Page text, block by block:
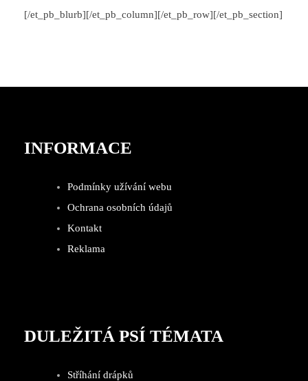
[/et_pb_blurb][/et_pb_column][/et_pb_row][/et_pb_section]
INFORMACE
Podmínky užívání webu
Ochrana osobních údajů
Kontakt
Reklama
DULEŽITÁ PSÍ TÉMATA
Stříhání drápků